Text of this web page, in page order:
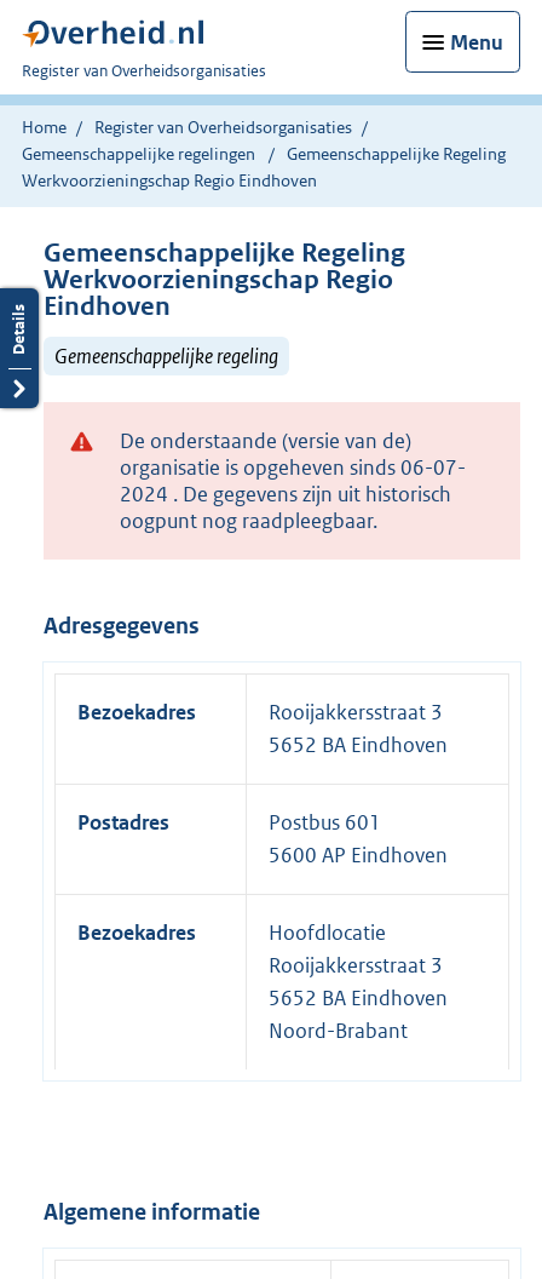
Menu
U
bent
nu
hier:
Register van Overheidsorganisaties
Home
Register van Overheidsorganisaties
Gemeenschappelijke regelingen
Gemeenschappelijke Regeling
Werkvoorzieningschap Regio Eindhoven
Gemeenschappelijke Regeling
Werkvoorzieningschap Regio
Eindhoven
Gemeenschappelijke regeling
De onderstaande (versie van de)
organisatie is opgeheven sinds 06-07-
2024 . De gegevens zijn uit historisch
oogpunt nog raadpleegbaar.
Adresgegevens
Bezoekadres
Rooijakkersstraat 3
5652 BA Eindhoven
Postadres
Postbus 601
5600 AP Eindhoven
Bezoekadres
Hoofdlocatie
Rooijakkersstraat 3
5652 BA Eindhoven
Noord-Brabant
Algemene informatie